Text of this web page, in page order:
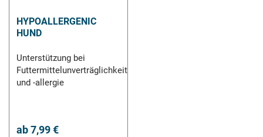
HYPOALLERGENIC
HUND
Unterstützung bei
Futtermittelunverträglichkeit
und -allergie
ab7,99 €